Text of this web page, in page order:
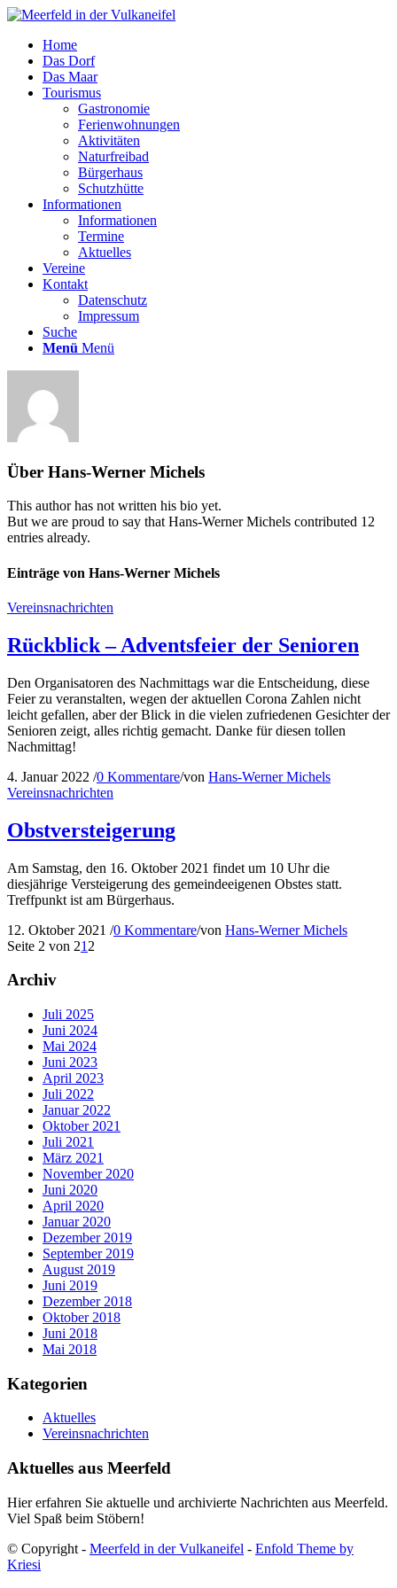
Home
Das Dorf
Das Maar
Tourismus
Gastronomie
Ferienwohnungen
Aktivitäten
Naturfreibad
Bürgerhaus
Schutzhütte
Informationen
Informationen
Termine
Aktuelles
Vereine
Kontakt
Datenschutz
Impressum
Suche
Menü Menü
Über Hans-Werner Michels
This author has not written his bio yet.
But we are proud to say thatHans-Werner Michels contributed 12
entries already.
Einträge von Hans-Werner Michels
Vereinsnachrichten
Rückblick – Adventsfeier der Senioren
Den Organisatoren des Nachmittags war die Entscheidung, diese
Feier zu veranstalten, wegen der aktuellen Corona Zahlen nicht
leicht gefallen, aber der Blick in die vielen zufriedenen Gesichter der
Senioren zeigt, alles richtig gemacht. Danke für diesen tollen
Nachmittag!
4. Januar 2022 /0 Kommentare/von Hans-Werner Michels
Vereinsnachrichten
Obstversteigerung
Am Samstag, den 16. Oktober 2021 findet um 10 Uhr die
diesjährige Versteigerung des gemeindeeigenen Obstes statt.
Treffpunkt ist am Bürgerhaus.
12. Oktober 2021 /0 Kommentare/von Hans-Werner Michels
Seite 2 von 21 2
Archiv
Juli 2025
Juni 2024
Mai 2024
Juni 2023
April 2023
Juli 2022
Januar 2022
Oktober 2021
Juli 2021
März 2021
November 2020
Juni 2020
April 2020
Januar 2020
Dezember 2019
September 2019
August 2019
Juni 2019
Dezember 2018
Oktober 2018
Juni 2018
Mai 2018
Kategorien
Aktuelles
Vereinsnachrichten
Aktuelles aus Meerfeld
Hier erfahren Sie aktuelle und archivierte Nachrichten aus Meerfeld.
Viel Spaß beim Stöbern!
© Copyright - Meerfeld in der Vulkaneifel - Enfold Theme by
Kriesi